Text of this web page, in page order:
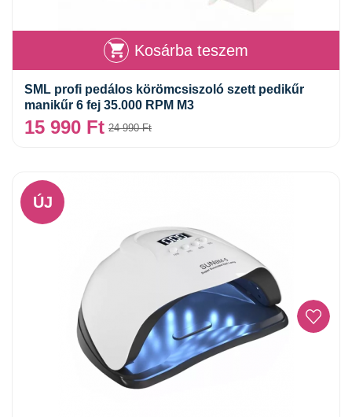
Kosárba teszem
SML profi pedálos körömcsiszoló szett pedikűr
manikűr 6 fej 35.000 RPM M3
24 990Ft
15 990 Ft
ÚJ